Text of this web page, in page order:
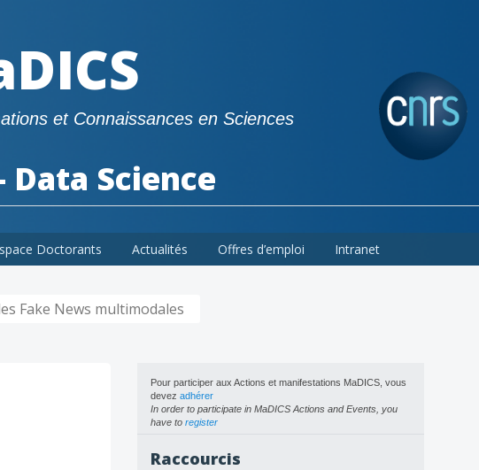
et Connaissances en Sciences
Data Science
Doctorants Actualités Offres d’emploi Intranet
Fake News multimodales
Pour participer aux Actions et manifestations MaDICS, vous
devez adhérer
In order to participate in MaDICS Actions and Events, you
have to register
Raccourcis